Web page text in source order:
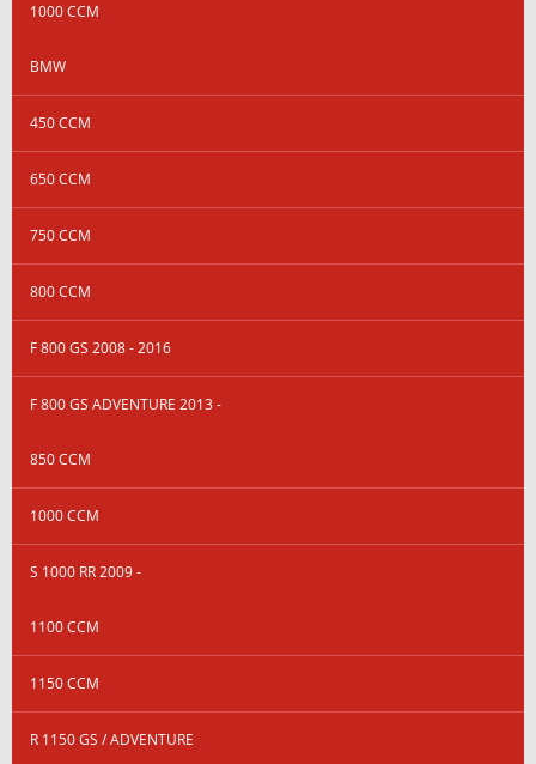
1000 CCM
BMW
450 CCM
650 CCM
750 CCM
800 CCM
F 800 GS 2008 - 2016
F 800 GS ADVENTURE 2013 -
850 CCM
1000 CCM
S 1000 RR 2009 -
1100 CCM
1150 CCM
R 1150 GS / ADVENTURE